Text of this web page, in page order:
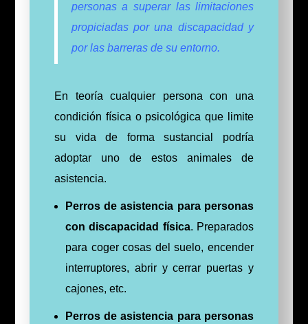
personas a superar las limitaciones
propiciadas por una discapacidad y
por las barreras de su entorno.
En teoría cualquier persona con una
condición física o psicológica que limite
su vida de forma sustancial podría
adoptar uno de estos animales de
asistencia.
Perros de asistencia para personas
con discapacidad física. Preparados
para coger cosas del suelo, encender
interruptores, abrir y cerrar puertas y
cajones, etc.
Perros de asistencia para personas